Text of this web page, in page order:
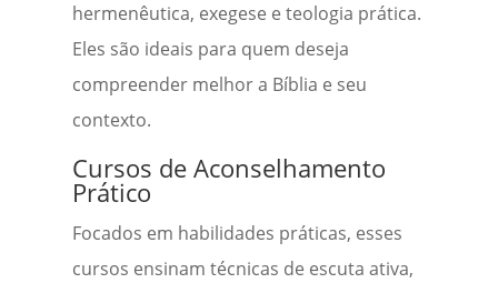
hermenêutica, exegese e teologia prática.
Eles são ideais para quem deseja
compreender melhor a Bíblia e seu
contexto.
Cursos de Aconselhamento
Prático
Focados em habilidades práticas, esses
cursos ensinam técnicas de escuta ativa,